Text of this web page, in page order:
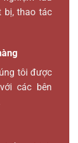
bị, thao tác
tôi được
các bên